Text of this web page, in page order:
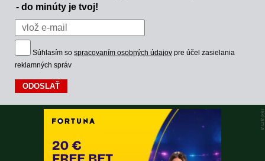
- do minúty je tvoj!
Súhlasím so spracovaním osobných údajov pre účel zasielania
reklamných správ